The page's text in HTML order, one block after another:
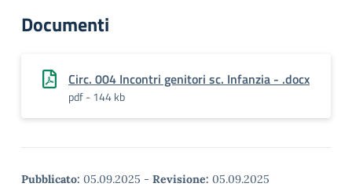
Documenti
Circ. 004 Incontri genitori sc. Infanzia - .docx
pdf - 144 kb
Pubblicato: 05.09.2025 - Revisione: 05.09.2025